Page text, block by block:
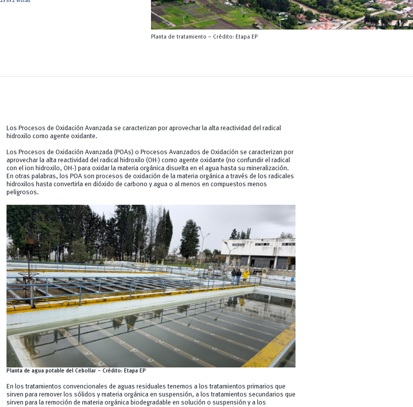
Planta de tratamiento – Crédito: Etapa EP
Los Procesos de Oxidación Avanzada se caracterizan por aprovechar la alta reactividad del radical
hidroxilo como agente oxidante.
Los Procesos de Oxidación Avanzada (POAs) o Procesos Avanzados de Oxidación se caracterizan por
aprovechar la alta reactividad del radical hidroxilo (OH·) como agente oxidante (no confundir el radical
con el ion hidroxilo, OH-) para oxidar la materia orgánica disuelta en el agua hasta su mineralización.
En otras palabras, los POA son procesos de oxidación de la materia orgánica a través de los radicales
hidroxilos hasta convertirla en dióxido de carbono y agua o al menos en compuestos menos
peligrosos.
Planta de agua potable del Cebollar – Crédito: Etapa EP
En los tratamientos convencionales de aguas residuales tenemos a los tratamientos primarios que
sirven para remover los sólidos y materia orgánica en suspensión, a los tratamientos secundarios que
sirven para la remoción de materia orgánica biodegradable en solución o suspensión y a los